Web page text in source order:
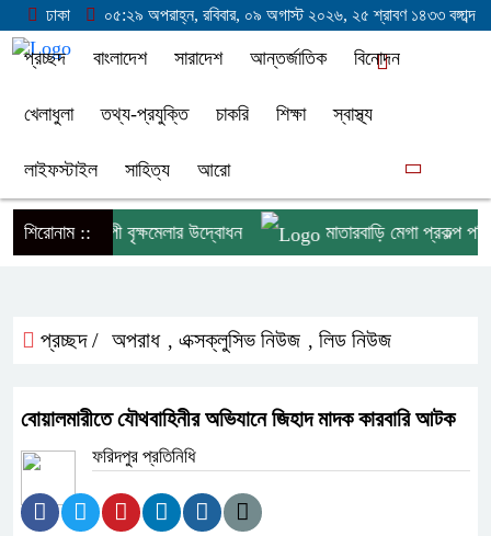
ঢাকা ০৫:২৯ অপরাহ্ন, রবিবার, ০৯ অগাস্ট ২০২৬, ২৫ শ্রাবণ ১৪৩৩ বঙ্গাব্দ
প্রচ্ছদ বাংলাদেশ সারাদেশ আন্তর্জাতিক বিনোদন
খেলাধুলা তথ্য-প্রযুক্তি চাকরি শিক্ষা স্বাস্থ্য
লাইফস্টাইল সাহিত্য আরো
শিরোনাম ::
৩ দিনব্যাপী বৃক্ষমেলার উদ্বোধন মাতারবাড়ি মেগা প্রকল্প
প্রচ্ছদ / অপরাধ , এক্সক্লুসিভ নিউজ , লিড নিউজ
বোয়ালমারীতে যৌথবাহিনীর অভিযানে জিহাদ মাদক কারবারি আটক
ফরিদপুর প্রতিনিধি